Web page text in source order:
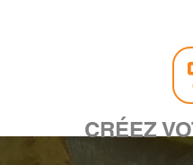
CRÉEZ